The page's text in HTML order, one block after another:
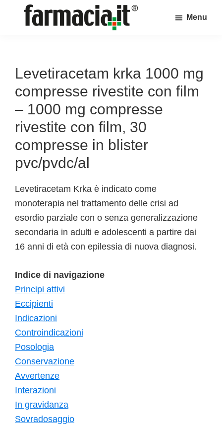
sul
mondo
della
farmacia
online
Menu
Levetiracetam krka 1000 mg
compresse rivestite con film
– 1000 mg compresse
rivestite con film, 30
compresse in blister
pvc/pvdc/al
Levetiracetam Krka è indicato come
monoterapia nel trattamento delle crisi ad
esordio parziale con o senza generalizzazione
secondaria in adulti e adolescenti a partire dai
16 anni di età con epilessia di nuova diagnosi.
Indice di navigazione
Principi attivi
Eccipienti
Indicazioni
Controindicazioni
Posologia
Conservazione
Avvertenze
Interazioni
In gravidanza
Sovradosaggio